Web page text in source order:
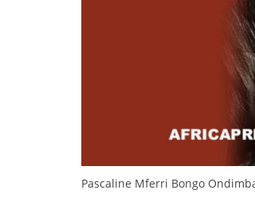
Pascaline Mferri Bongo